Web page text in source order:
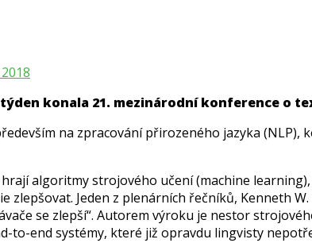
konala 21. mezinárodní konference o
na zpracování přirozeného jazyka
algoritmy strojového učení (machine
zlepšovat. Jeden z plenárních řečníků, Kenneth
se zlepší“. Autorem výroku je nestor
to-end systémy, které již opravdu lingvisty